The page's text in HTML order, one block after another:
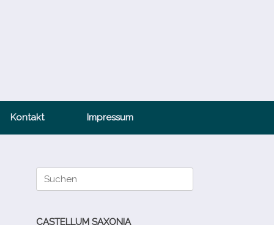
Kontakt Impressum
Suche
nach:
CASTELLUM SAXONIA